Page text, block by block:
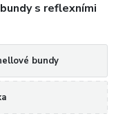
bundy s reflexními
bundy